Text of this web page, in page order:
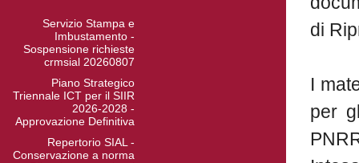
Servizio Stampa e
Imbustamento -
Sospensione richieste
crmsial 20260807
Piano Strategico
Triennale ICT per il SIIR
2026-2028 -
Approvazione Definitiva
Repertorio SIAL -
Conservazione a norma
di
I
per